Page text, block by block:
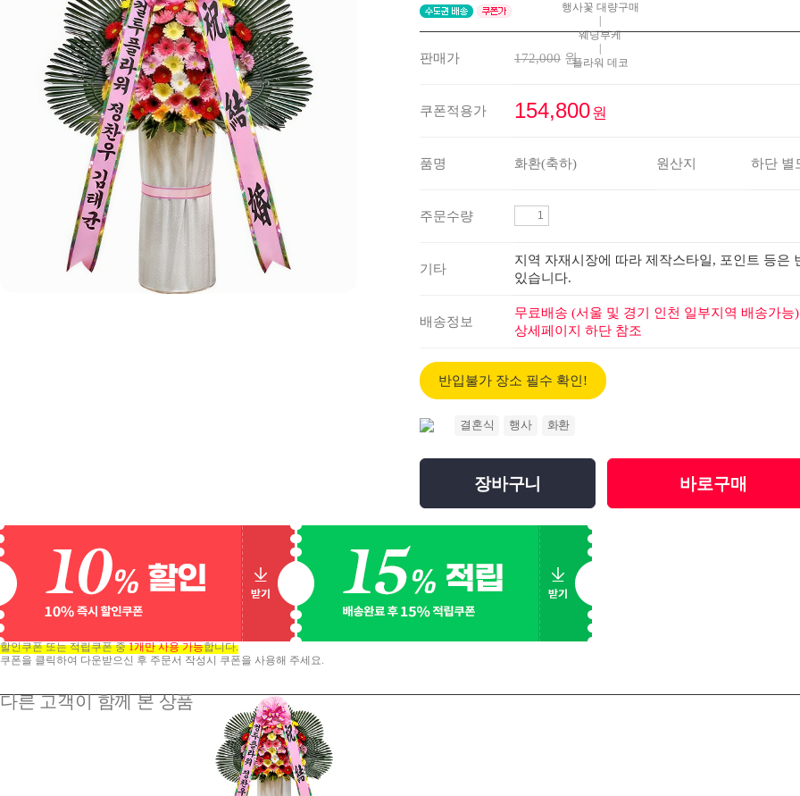
행사꽃 대량구매
|
웨딩부케
|
플라워 데코
판매가 172,000 원
쿠폰적용가 154,800원
품명 화환(축하) 원산지 하단 별
주문수량
기타
지역 자재시장에 따라 제작스타일, 포인트 등은
있습니다.
배송정보
무료배송 (서울 및 경기 인천 일부지역 배송가능)
상세페이지 하단 참조
반입불가 장소 필수 확인!
결혼식 행사 화환
장바구니 바로구매
할인쿠폰 또는 적립쿠폰 중1개만 사용 가능합니다.
쿠폰을 클릭하여 다운받으신 후 주문서 작성시 쿠폰을 사용해 주세요.
다른 고객이 함께 본 상품